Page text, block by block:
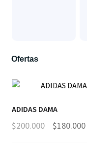
Ofertas
ADIDAS DAMA
¡OFERTA!
$200.000 $180.000